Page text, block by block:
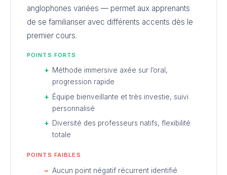
anglophones variées — permet aux apprenants
de se familiariser avec différents accents dès le
premier cours.
POINTS FORTS
Méthode immersive axée sur l’oral,
progression rapide
Équipe bienveillante et très investie, suivi
personnalisé
Diversité des professeurs natifs, flexibilité
totale
POINTS FAIBLES
Aucun point négatif récurrent identifié